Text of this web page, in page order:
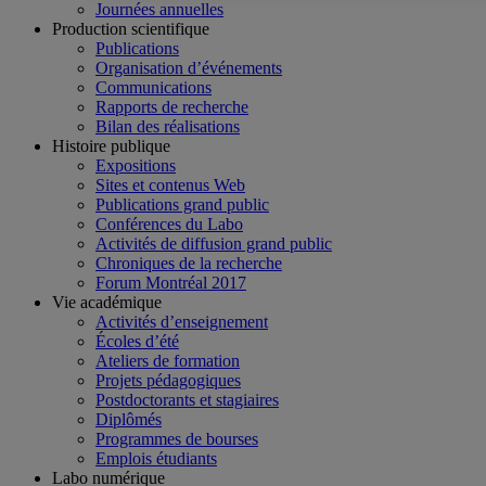
Journées annuelles
Production scientifique
Publications
Organisation d’événements
Communications
Rapports de recherche
Bilan des réalisations
Histoire publique
Expositions
Sites et contenus Web
Publications grand public
Conférences du Labo
Activités de diffusion grand public
Chroniques de la recherche
Forum Montréal 2017
Vie académique
Activités d’enseignement
Écoles d’été
Ateliers de formation
Projets pédagogiques
Postdoctorants et stagiaires
Diplômés
Programmes de bourses
Emplois étudiants
Labo numérique